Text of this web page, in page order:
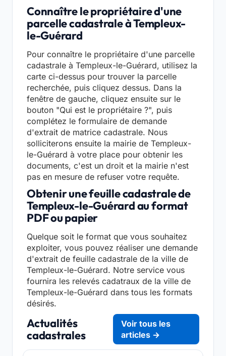
Connaître le propriétaire d'une
parcelle cadastrale à Templeux-
le-Guérard
Pour connaître le propriétaire d'une parcelle
cadastrale à Templeux-le-Guérard, utilisez la
carte ci-dessus pour trouver la parcelle
recherchée, puis cliquez dessus. Dans la
fenêtre de gauche, cliquez ensuite sur le
bouton "Qui est le propriétaire ?", puis
complétez le formulaire de demande
d'extrait de matrice cadastrale. Nous
solliciterons ensuite la mairie de Templeux-
le-Guérard à votre place pour obtenir les
documents, c'est un droit et la mairie n'est
pas en mesure de refuser votre requête.
Obtenir une feuille cadastrale de
Templeux-le-Guérard au format
PDF ou papier
Quelque soit le format que vous souhaitez
exploiter, vous pouvez réaliser une demande
d'extrait de feuille cadastrale de la ville de
Templeux-le-Guérard. Notre service vous
fournira les relevés cadatraux de la ville de
Templeux-le-Guérard dans tous les formats
désirés.
Actualités
cadastrales
Voir tous les
articles →